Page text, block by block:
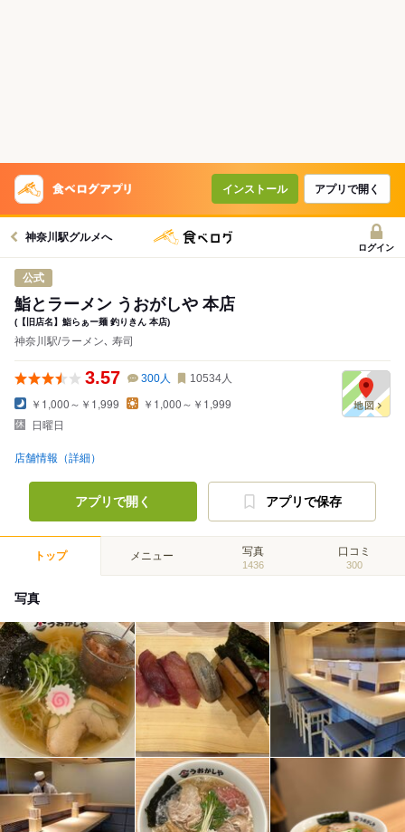
インストール アプリで開く
神奈川駅グルメへ
ログイン
公式
鮨とラーメン うおがしや 本店
(【旧店名】鮨らぁー麺 釣りきん 本店)
神奈川駅/ラーメン､ 寿司
3.57 300人 10534人
￥1,000～￥1,999
￥1,000～￥1,999
日曜日
店舗情報（詳細）
アプリで開く アプリで保存
トップ メニュー 写真
1436
口コミ
300
写真